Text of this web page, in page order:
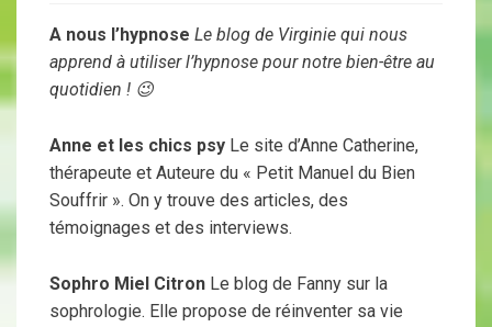
A nous l’hypnose Le blog de Virginie qui nous
apprend à utiliser l’hypnose pour notre bien-être au
quotidien ! 😉
Anne et les chics psy Le site d’Anne Catherine,
thérapeute et Auteure du « Petit Manuel du Bien
Souffrir ». On y trouve des articles, des
témoignages et des interviews.
Sophro Miel Citron Le blog de Fanny sur la
sophrologie. Elle propose de réinventer sa vie